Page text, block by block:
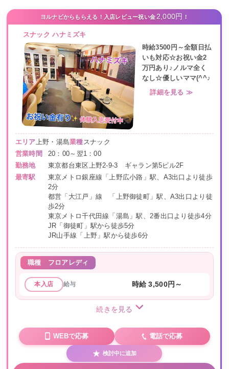
ヨルナビからもらえる！入店レビュー祝い金2,000円 ！
スナック ハナミズキ
時給3500円～全額日払
いも対応☆お祝い金2
万円あり♪ノルマ全く
なし☆優しいママ(^^♪
詳細を見る ≫
エリア上野・湯島業種スナック
営業時間
20：00～翌1：00
勤務地
東京都台東区上野2-9-3 ギャラン第5ビル2F
最寄駅
東京メトロ銀座線「上野広小路」駅、A3出口より徒歩
2分
都営「大江戸」線 「上野御徒町」駅、A3出口より徒
歩2分
東京メトロ千代田線「湯島」駅、2番出口より徒歩4分
JR「御徒町」駅から徒歩5分
JR山手線「上野」駅から徒歩6分
職種 フロアレディ
本入店 給与 時給 3,500円～
続きを見る
WEBで応募 電話で応募
検討中に追加